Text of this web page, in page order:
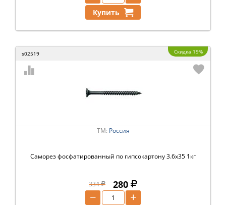
Купить
s02519 Скидка 19%
ТМ: Россия
Саморез фосфатированный по гипсокартону 3.6х35 1кг
334 280
+
−